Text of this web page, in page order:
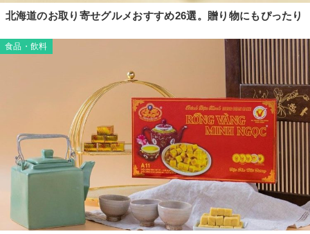
北海道のお取り寄せグルメおすすめ26選。贈り物にもぴったり
食品・飲料